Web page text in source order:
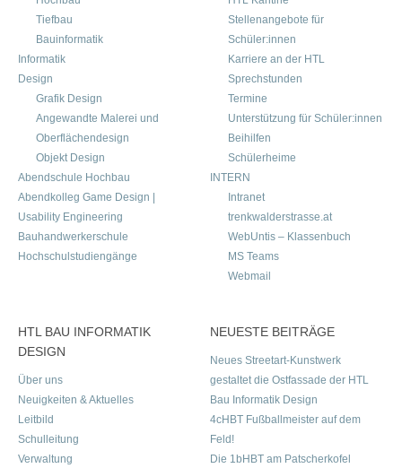
Tiefbau
Bauinformatik
Informatik
Design
Grafik Design
Angewandte Malerei und
Oberflächendesign
Objekt Design
Abendschule Hochbau
Abendkolleg Game Design |
Usability Engineering
Bauhandwerkerschule
Hochschulstudiengänge
Stellenangebote für
Schüler:innen
Karriere an der HTL
Sprechstunden
Termine
Unterstützung für Schüler:innen
Beihilfen
Schülerheime
INTERN
Intranet
trenkwalderstrasse.at
WebUntis – Klassenbuch
MS Teams
Webmail
HTL BAU INFORMATIK
DESIGN
Über uns
Neuigkeiten & Aktuelles
Leitbild
Schulleitung
Verwaltung
NEUESTE BEITRÄGE
Neues Streetart-Kunstwerk
gestaltet die Ostfassade der HTL
Bau Informatik Design
4cHBT Fußballmeister auf dem
Feld!
Die 1bHBT am Patscherkofel